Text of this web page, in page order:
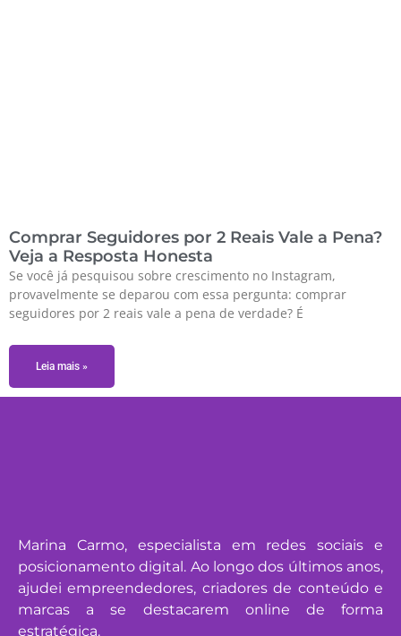
Comprar Seguidores por 2 Reais Vale a Pena?
Veja a Resposta Honesta
Se você já pesquisou sobre crescimento no Instagram,
provavelmente se deparou com essa pergunta: comprar
seguidores por 2 reais vale a pena de verdade? É
Leia mais »
Marina Carmo, especialista em redes sociais e
posicionamento digital. Ao longo dos últimos anos,
ajudei empreendedores, criadores de conteúdo e
marcas a se destacarem online de forma
estratégica.